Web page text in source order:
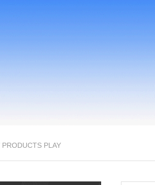
PRODUCTS PLAY